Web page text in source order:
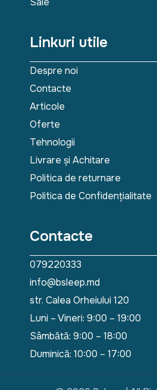
Linkuri utile
Despre noi
Contacte
Articole
Oferte
Tehnologii
Livrare și Achitare
Politica de returnare
Politica de Confidențialitate
Contacte
079220333
info@bsleep.md
str. Calea Orheiului 120
Luni – Vineri: 9:00 – 19:00
Sâmbătă: 9:00 – 18:00
Duminică: 10:00 – 17:00